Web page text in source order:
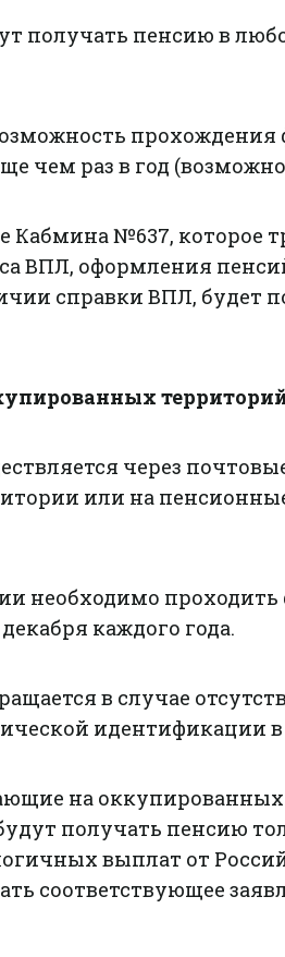
получать пенсию в
прохождения
чем раз в год
Кабмина №637, которое
ВПЛ, оформления
справки ВПЛ, будет
через
или на
необходимо
каждого года.
в случае
идентификации
на
получать пенсию
выплат от
соответствующее